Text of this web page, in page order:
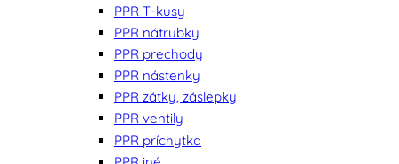
PPR T-kusy
PPR nátrubky
PPR prechody
PPR nástenky
PPR zátky, záslepky
PPR ventily
PPR príchytka